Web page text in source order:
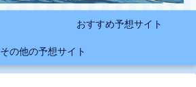
おすすめ予想サイト
その他の予想サイト